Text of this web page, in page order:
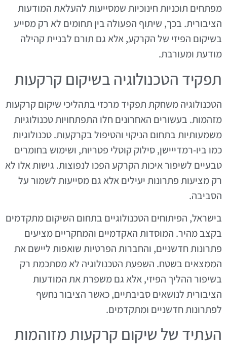
מפתחים תוכניות חינוכיות שמסייעות להעלאת המודעות
הציבורית. בכך, שיתוף הפעולה בין תחומים לא רק מסייע
בשיקום הפיזי של הקרקע, אלא גם תורם לבניית קהילה
מודעת ומעורבת.
תפקיד הטכנולוגיה בשיקום קרקעות
הטכנולוגיה משחקת תפקיד מרכזי בתהליכי שיקום קרקעות
מזהמות. בעשורים האחרונים חלו התפתחויות טכנולוגיות
משמעותיות בתחום הניקוי והטיפול בקרקעות. טכנולוגיות
כמו ביו-רמדייישן, סילוק קוטלי פטריות, ושימוש בחומרים
טבעיים לשיפור איכות הקרקע הפכו לנפוצות. גישות אלו לא
רק מציעות פתרונות יעילים אלא גם מסייעות לשמור על
הסביבה.
בישראל, הפיתוחים הטכנולוגיים בתחום השיקום מתקדמים
בקצב מהיר. המוסדות האקדמיים והמחקריים מציעים
פתרונות חדשניים, והחברות הפרטיות שואפות ליישם את
הממצאים בשטח. השפעת הטכנולוגיה לא מסתכמת רק
בשיפור ההליך הפיזי, אלא גם משפרת את המודעות
הציבורית לנושאים סביבתיים, כאשר הציבור נחשף
לפתרונות חדשניים ומתקדמים.
העתיד של שיקום קרקעות מזוהמות